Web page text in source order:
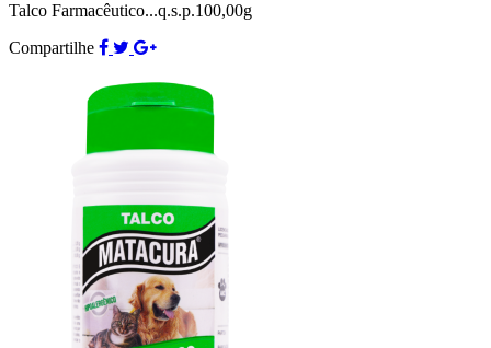
Talco Farmacêutico...q.s.p.100,00g
Compartilhe